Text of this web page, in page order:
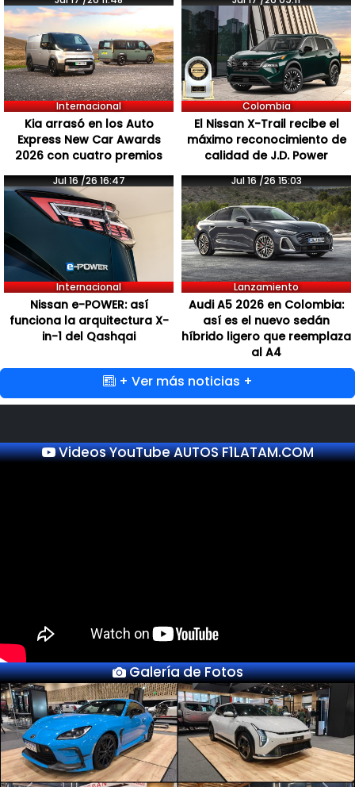
Internacional
Kia arrasó en los Auto
Express New Car Awards
2026 con cuatro premios
Colombia
El Nissan X-Trail recibe el
máximo reconocimiento de
calidad de J.D. Power
Jul 16 /26 16:47
Internacional
Nissan e-POWER: así
funciona la arquitectura X-
in-1 del Qashqai
Jul 16 /26 15:03
Lanzamiento
Audi A5 2026 en Colombia:
así es el nuevo sedán
híbrido ligero que reemplaza
al A4
+ Ver más noticias +
Videos YouTube AUTOS F1LATAM.COM
Galería de Fotos